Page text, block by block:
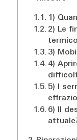
1)
2) Le
3)
4)
5) I
6) Il